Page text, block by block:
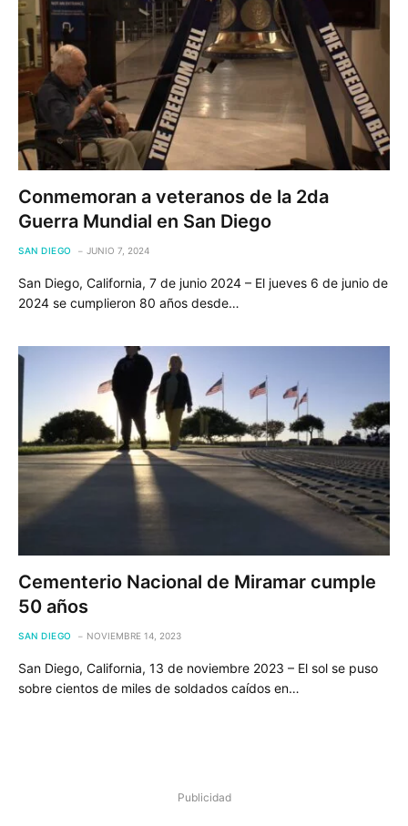
Conmemoran a veteranos de la 2da
Guerra Mundial en San Diego
SAN DIEGO JUNIO 7, 2024
San Diego, California, 7 de junio 2024 – El jueves 6 de junio de
2024 se cumplieron 80 años desde…
Cementerio Nacional de Miramar cumple
50 años
SAN DIEGO NOVIEMBRE 14, 2023
San Diego, California, 13 de noviembre 2023 – El sol se puso
sobre cientos de miles de soldados caídos en…
Publicidad